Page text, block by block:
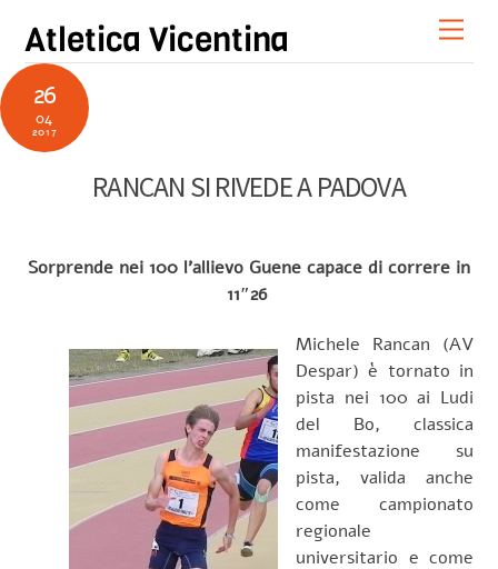
content
Atletica Vicentina
26
04
2017
RANCAN SI RIVEDE A PADOVA
Sorprende nei 100 l’allievo Guene capace di correre in
11″26
Michele Rancan (AV
Despar) è tornato in
pista nei 100 ai Ludi
del Bo, classica
manifestazione su
pista, valida anche
come campionato
regionale
universitario e come